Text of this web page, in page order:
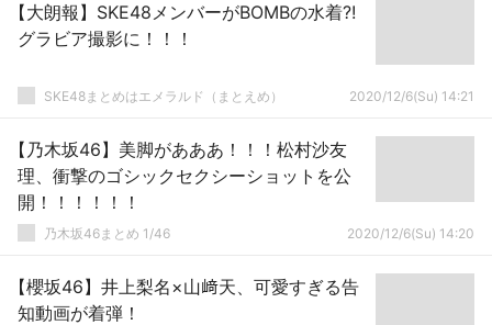
【大朗報】SKE48メンバーがBOMBの水着?!
グラビア撮影に！！！
SKE48まとめはエメラルド（まとえめ） 2020/12/6(Su) 14:21
【乃木坂46】美脚があああ！！！松村沙友
理、衝撃のゴシックセクシーショットを公
開！！！！！！
乃木坂46まとめ 1/46 2020/12/6(Su) 14:20
【櫻坂46】井上梨名×山﨑天、可愛すぎる告
知動画が着弾！